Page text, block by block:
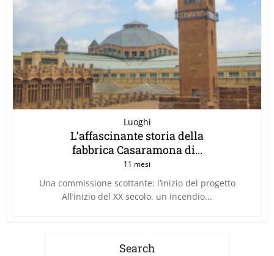
Luoghi
L’affascinante storia della
fabbrica Casaramona di...
11 mesi
Una commissione scottante: l’inizio del progetto
All’inizio del XX secolo, un incendio...
Search